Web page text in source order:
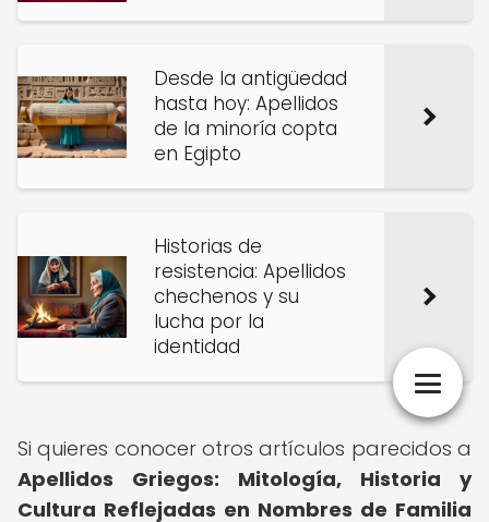
Desde la antigüedad
hasta hoy: Apellidos
de la minoría copta
en Egipto
Historias de
resistencia: Apellidos
chechenos y su
lucha por la
identidad
Si quieres conocer otros artículos parecidos a
Apellidos Griegos: Mitología, Historia y
Cultura Reflejadas en Nombres de Familia